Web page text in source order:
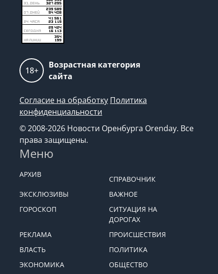
Согласие на обработку
конфиденциальности
© 2008-2026 Новости Оренбурга Orenday. Все
права защищены.
Меню
АРХИВ
СПРАВОЧНИК
ЭКСКЛЮЗИВЫ
ВАЖНОЕ
ДОРОГАХ
РЕКЛАМА
ПРОИСШЕСТВИЯ
ВЛАСТЬ
ПОЛИТИКА